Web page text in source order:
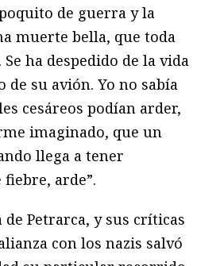
de guerra y la
muerte bella, que toda
ha despedido de la vida
de su avión. Yo no sabía
cesáreos podían arder,
imaginado, que un
llega a tener
arde”.
Petrarca, y sus críticas
con los nazis salvó